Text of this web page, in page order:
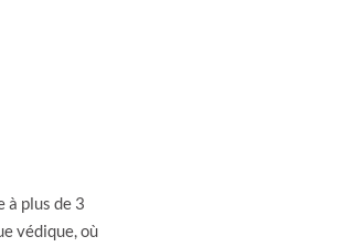
à plus de 3
védique, où